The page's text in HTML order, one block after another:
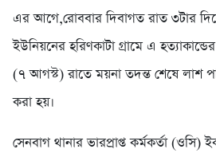
এর আগে,রোববার দিবাগত রাত ৩টার
ইউনিয়নের হরিণকাটা গ্রামে এ
(৭ আগস্ট) রাতে ময়না তদন্ত শেষে লাশ
করা হয়।
সেনবাগ থানার ভারপ্রাপ্ত কর্মকর্তা (ওসি)